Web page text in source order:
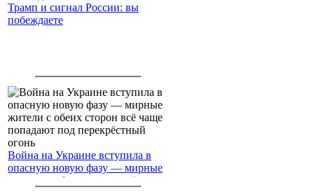
Трамп и сигнал России: вы
побеждаете
Война на Украине вступила в
опасную новую фазу — мирные
жители с обеих сторон всё чаще